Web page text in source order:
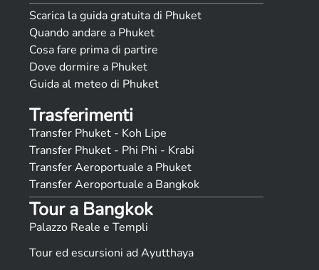
Scarica la guida gratuita di Phuket
Quando andare a Phuket
Cosa fare prima di partire
Dove dormire a Phuket
Guida al meteo di Phuket
Trasferimenti
Transfer Phuket - Koh Lipe
Transfer Phuket - Phi Phi - Krabi
Transfer Aeroportuale a Phuket
Transfer Aeroportuale a Bangkok
Tour a Bangkok
Palazzo Reale e Templi
Tour ed escursioni ad Ayutthaya